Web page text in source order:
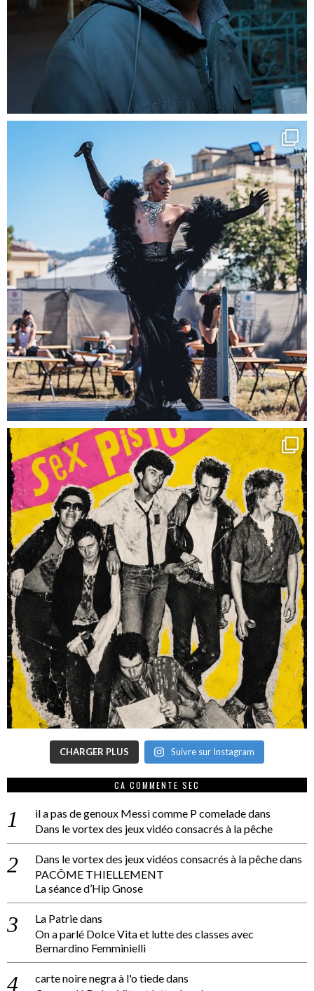
CHARGER PLUS Suivre sur Instagram
CA COMMENTE SEC
il a pas de genoux Messi comme P comeladedans
Dans le vortex des jeux vidéo consacrés à la pêche
Dans le vortex des jeux vidéos consacrés à la pêchedans
PACÔME THIELLEMENT
La séance d’Hip Gnose
La Patriedans
On a parlé Dolce Vita et lutte des classes avec
Bernardino Femminielli
carte noire negra à l'o tiededans